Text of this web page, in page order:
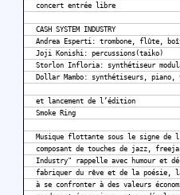
concert entrée libre
CASH SYSTEM INDUSTRY
Andrea Esperti: trombone, flûte,
Joji Konishi: percussions(taiko)
Storlon Infloria: synthétiseur
Dollar Mambo: synthétiseurs, piano,
et lancement de l’édition
Smoke Ring
Musique flottante sous le signe de
composant de touches de jazz,
Industry" rappelle avec humour et
fabriquer du rêve et de la poésie, la
à se confronter à des valeurs